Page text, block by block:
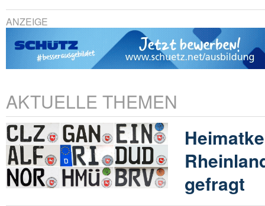
ANZEIGE
AKTUELLE THEMEN
gefragt